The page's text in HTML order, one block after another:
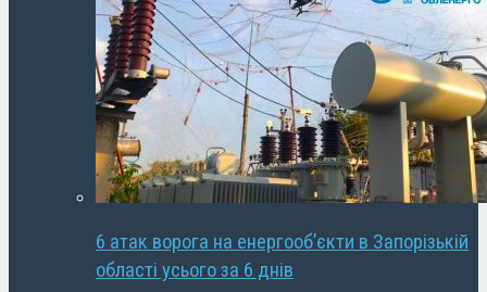
6 атак ворога на енергооб’єкти в Запорізькій
області усього за 6 днів